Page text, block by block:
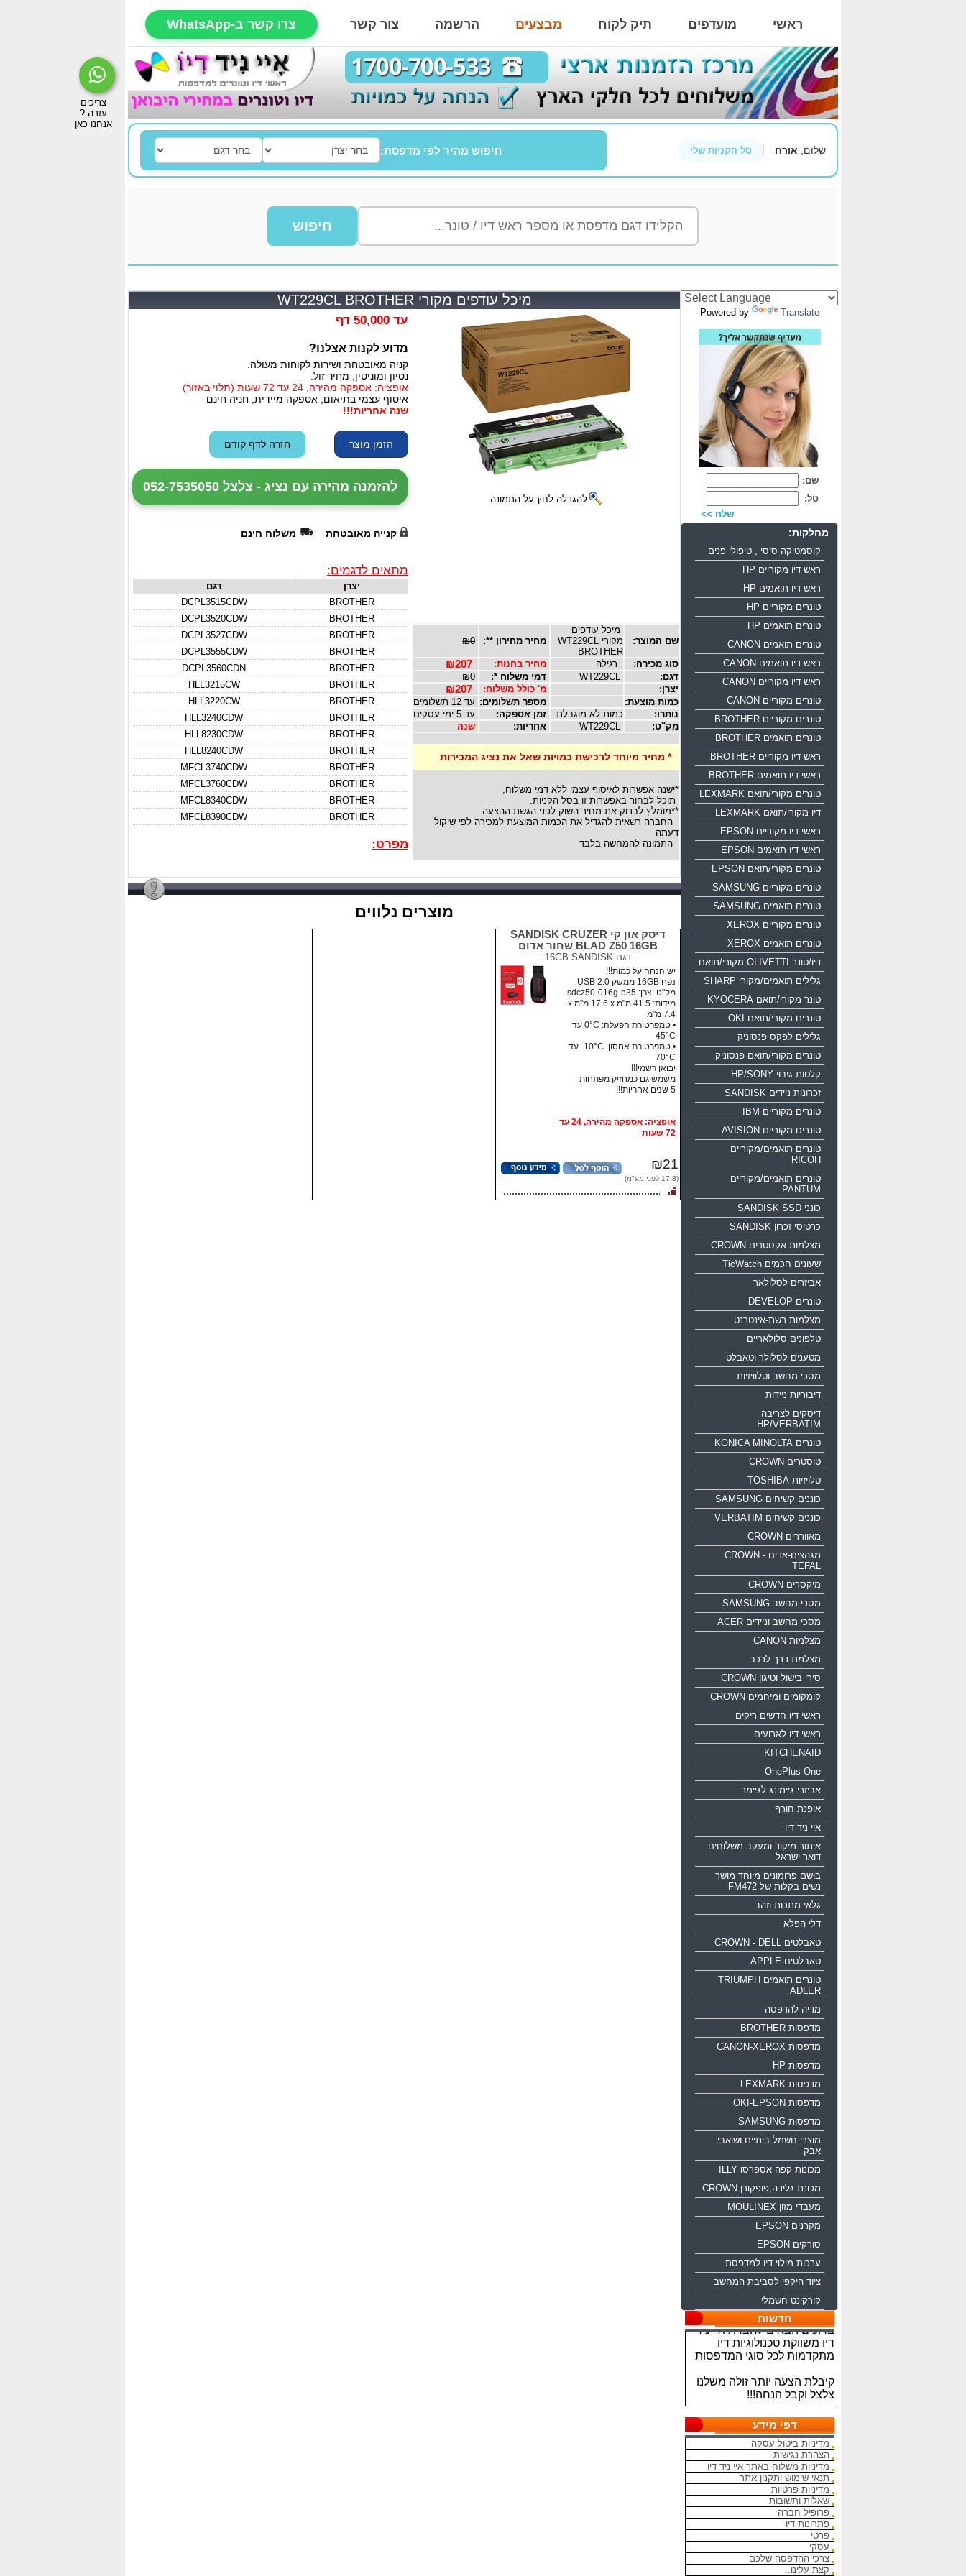
ראשי מועדפים תיק לקוח מבצעים הרשמה צור קשר צרו קשר ב-WhatsApp
שלום, אורח סל הקניות שלי חיפוש מהיר לפי מדפסת:
חיפוש
מיכל עודפים מקורי WT229CL BROTHER
להגדלה לחץ על התמונה
שם המוצר:
מיכל עודפים
מקורי WT229CL
BROTHER
מחיר מחירון **: ₪0
סוג מכירה: רגילה מחיר בחנות:
דגם: דמי משלוח *:
יצרן:
מ' כולל משלוח:
כמות מוצעת: מספר תשלומים: עד 12 תשלומים
נותרו:
כמות לא מוגבלת זמן אספקה:
עד 5 ימי עסקים
מק"ט:
אחריות: שנה
* מחיר מיוחד לרכישת כמויות שאל את נציג המכירות
*ישנה אפשרות לאיסוף עצמי ללא דמי משלוח,
תוכל לבחור באפשרות זו בסל הקניות.
**מומלץ לבדוק את מחיר השוק לפני הגשת ההצעה
החברה רשאית להגדיל את הכמות המוצעת למכירה לפי שיקול
דעתה
התמונה להמחשה בלבד
עד 50,000 דף
מדוע לקנות אצלנו?
קניה מאובטחת ושירות לקוחות מעולה.
נסיון ומוניטין, מחיר זול.
אופציה: אספקה מהירה, 24 עד 72 שעות (תלוי באזור)
איסוף עצמי בתיאום, אספקה מיידית, חניה חינם
שנה אחריות!!!
להזמנה מהירה עם נציג - צלצל 052-7535050
קנייה מאובטחת משלוח חינם
מתאים לדגמים:
יצרן
דגם
BROTHER
DCPL3515CDW
BROTHER
DCPL3520CDW
BROTHER
DCPL3527CDW
BROTHER
DCPL3555CDW
BROTHER
DCPL3560CDN
BROTHER
HLL3215CW
BROTHER
HLL3220CW
BROTHER
HLL3240CDW
BROTHER
HLL8230CDW
BROTHER
HLL8240CDW
BROTHER
MFCL3740CDW
BROTHER
MFCL3760CDW
BROTHER
MFCL8340CDW
BROTHER
MFCL8390CDW
מפרט:
מוצרים נלווים
דיסק און קי SANDISK CRUZER
BLAD Z50 16GB שחור אדום
דגם 16GB SANDISK
יש הנחה על כמות!!!
נפח 16GB ממשק USB 2.0
מק"ט יצרן: sdcz50-016g-b35
מידות: ‏41.5 מ"מ x ‏17.6 מ"מ x
• טמפרטורת הפעלה: ‏0°C עד
45°C
• טמפרטורת אחסון:‏ 10°C- עד
70°C
יבואן רשמי!!!
משמש גם כמחזיק מפתחות
5 שנים אחריות!!!
אופציה: אספקה מהירה, 24 עד
72 שעות
₪21
(17.8 לפני מע"מ)
Powered by Translate
שם:
טל:
שלח >>
מחלקות:
קוסמטיקה סיסי , טיפולי פנים
ראש דיו מקוריים HP
ראש דיו תואמים HP
טונרים מקוריים HP
טונרים תואמים HP
טונרים תואמים CANON
ראש דיו תואמים CANON
ראש דיו מקוריים CANON
טונרים מקוריים CANON
טונרים מקוריים BROTHER
טונרים תואמים BROTHER
ראש דיו מקוריים BROTHER
ראשי דיו תואמים BROTHER
טונרים מקורי/תואם LEXMARK
דיו מקורי/תואם LEXMARK
ראשי דיו מקוריים EPSON
ראשי דיו תואמים EPSON
טונרים מקורי/תואם EPSON
טונרים מקוריים SAMSUNG
טונרים תואמים SAMSUNG
טונרים מקוריים XEROX
טונרים תואמים XEROX
דיו/טונר OLIVETTI מקורי/תואם
גלילים תואמים/מקורי SHARP
טונר מקורי/תואם KYOCERA
טונרים מקורי/תואם OKI
גלילים לפקס פנסוניק
טונרים מקורי/תואם פנסוניק
קלטות גיבוי HP/SONY
זכרונות ניידים SANDISK
טונרים מקוריים IBM
טונרים מקוריים AVISION
טונרים תואמים/מקוריים
RICOH
טונרים תואמים/מקוריים
PANTUM
כונני SANDISK SSD
כרטיסי זכרון SANDISK
מצלמות אקסטרים CROWN
שעונים חכמים TicWatch
אביזרים לסלולאר
טונרים DEVELOP
מצלמות רשת-אינטרנט
טלפונים סלולאריים
מטענים לסלולר וטאבלט
מסכי מחשב וטלוויזיות
דיבוריות ניידות
דיסקים לצריבה
HP/VERBATIM
טונרים KONICA MINOLTA
טוסטרים CROWN
טלויזיות TOSHIBA
כוננים קשיחים SAMSUNG
כוננים קשיחים VERBATIM
מאווררים CROWN
מגהצים-אדים CROWN -
TEFAL
מיקסרים CROWN
מסכי מחשב SAMSUNG
מסכי מחשב וניידים ACER
מצלמות CANON
מצלמת דרך לרכב
סירי בישול וטיגון CROWN
קומקומים ומיחמים CROWN
ראשי דיו חדשים ריקים
ראשי דיו לארועים
KITCHENAID
OnePlus One
אביזרי גיימינג לגיימר
אופנת חורף
איי ניד דיו
איתור מיקוד ומעקב משלוחים
דואר ישראל
בושם פרומונים מיוחד מושך
נשים בקלות של FM472
גלאי מתכות וזהב
דלי הפלא
טאבלטים CROWN - DELL
טאבלטים APPLE
טונרים תואמים TRIUMPH
ADLER
מדיה להדפסה
מדפסות BROTHER
מדפסות CANON-XEROX
מדפסות HP
מדפסות LEXMARK
מדפסות OKI-EPSON
מדפסות SAMSUNG
מוצרי חשמל ביתיים ושואבי
אבק
מכונות קפה אספרסו ILLY
מכונת גלידה,פופקורן CROWN
מעבדי מזון MOULINEX
מקרנים EPSON
סורקים EPSON
ערכות מילוי דיו למדפסת
ציוד היקפי לסביבת המחשב
קורקינט חשמלי
חדשות
ברוכים הבאים לחברת איי ניד
דיו משווקת טכנולוגיות דיו
מתקדמות לכל סוגי המדפסות
צלצל וקבל הנחה!!!
מתחייבים להיות הכי זולים
בארץ בראשי הדיו והטונרים
התואמים, יש אפשרות למשלוח
מהיום להיום
המחירים באתר אינם סופיים,יש
הנחה על קניה כמותית פרטים
במרכז ההזמנות
מאמינים אך ורק ביחס אישי
הוגן ובהקשבה
ללקוחות.בזכותכם הצלחתנו
דפי מידע
מדיניות ביטול עסקה
הצהרת נגישות
מדיניות משלוח באתר איי ניד דיו
תנאי שימוש ותקנון אתר
מדיניות פרטיות
שאלות ותשובות
פרופיל חברה
פתרונות דיו
פרטי
עסקי
צרכי ההדפסה שלכם
קצת עלינו..